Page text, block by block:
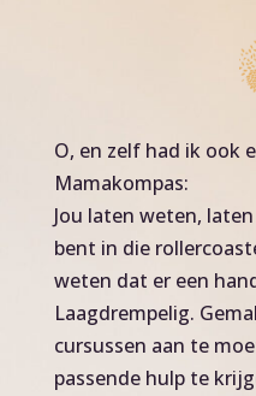
O, en zelf had ik ook
Mamakompas:
Jou laten weten,
bent in die
weten dat er een
Laagdrempelig.
cursussen aan te
passende hulp te